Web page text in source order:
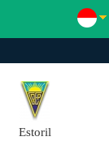
Estoril